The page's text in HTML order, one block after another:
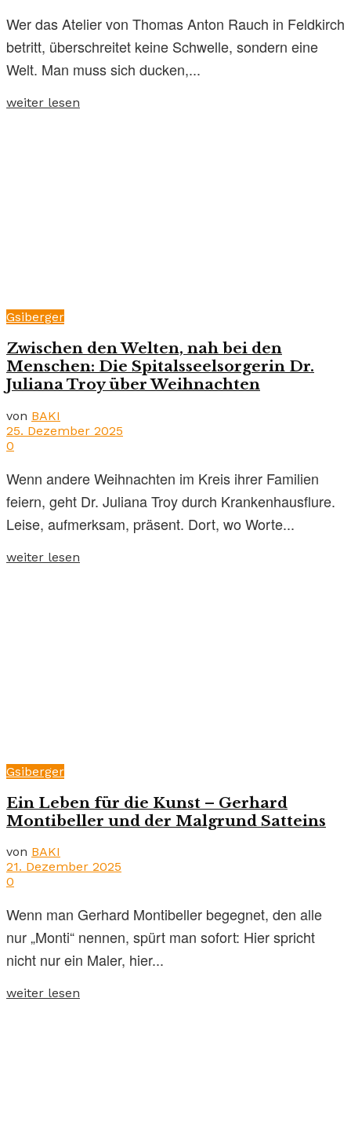
Wer das Atelier von Thomas Anton Rauch in Feldkirch
betritt, überschreitet keine Schwelle, sondern eine
Welt. Man muss sich ducken,...
weiter lesen
Gsiberger
Zwischen den Welten, nah bei den
Menschen: Die Spitalsseelsorgerin Dr.
Juliana Troy über Weihnachten
von BAKI
25. Dezember 2025
0
Wenn andere Weihnachten im Kreis ihrer Familien
feiern, geht Dr. Juliana Troy durch Krankenhausflure.
Leise, aufmerksam, präsent. Dort, wo Worte...
weiter lesen
Gsiberger
Ein Leben für die Kunst – Gerhard
Montibeller und der Malgrund Satteins
von BAKI
21. Dezember 2025
0
Wenn man Gerhard Montibeller begegnet, den alle
nur „Monti“ nennen, spürt man sofort: Hier spricht
nicht nur ein Maler, hier...
weiter lesen